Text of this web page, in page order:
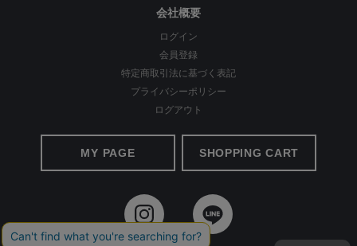
その際はキャンセルをお願いする場合、またはお客様がよろしければ
色違いや類似商品のご案内をさせていただければと思います。
誠に勝手ながら、ご了承のほどよろしくお願いいたします。
商品画像は撮影環境、またご利用のPC環境等により実物と異なって見
・洗濯には漂白剤や蛍光増白剤入り洗剤のご使用はお避けください。
・長時間濡れたままにせず、洗濯後は形を整えて陰干しをしてくださ
い。
会社概要
ログイン
会員登録
特定商取引法に基づく表記
プライバシーポリシー
ログアウト
MY PAGE SHOPPING CART